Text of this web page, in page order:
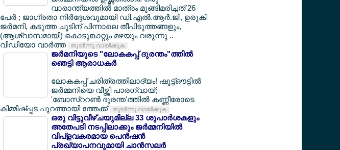
വാരാന്ത്യത്തില്‍ മാത്രം മുങ്ങിമരിച്ചത് 26
പേര്‍ ; ജാഗ്രതാ നിര്‍ദ്ദേശവുമായി ഡി.എല്‍.ആര്‍.ജി, ഉരുകി
ജര്‍മനി, കടുത്ത ചൂടിന് പിന്നാലെ തീപിടുത്തങ്ങളും,
(ആശ്വാസമായി) കൊടുങ്കാറ്റും മഴയും വരുന്നു ..
വിഡിയോ വാര്‍ത്ത
തുടര്‍ന്നു വായിക്കുക
ജര്‍മനിയുടെ "ലോകകപ്പ് ദുരന്തം"ത്തില്‍
ഞെട്ടി ആരാധകര്‍
ലോകകപ്പ് ചരിത്രത്തിലാദ്യം! ഷൂട്ട്ഔട്ടില്‍
ജര്‍മ്മനിയെ വീഴ്ത്തി പാരഗ്വായ്;
'ബോസ്ററണ്‍ ദുരന്ത'ത്തില്‍ കണ്ണീരോടെ
കിമ്മിഷ്പ്പട പുറത്തായി ത്തേക്ക് തുടര്‍ന്നു വായിക്കുക
ഒരു വിട്ടുവീഴ്ചയുമില്ല 33 ശുപാര്‍ശകളും
അതേപടി നടപ്പിലാക്കും ജര്‍മ്മനിയില്‍
വിപ്ളവകരമായ പെന്‍ഷന്‍
പ്രഖ്യാപനവുമായി ചാന്‍സലര്‍